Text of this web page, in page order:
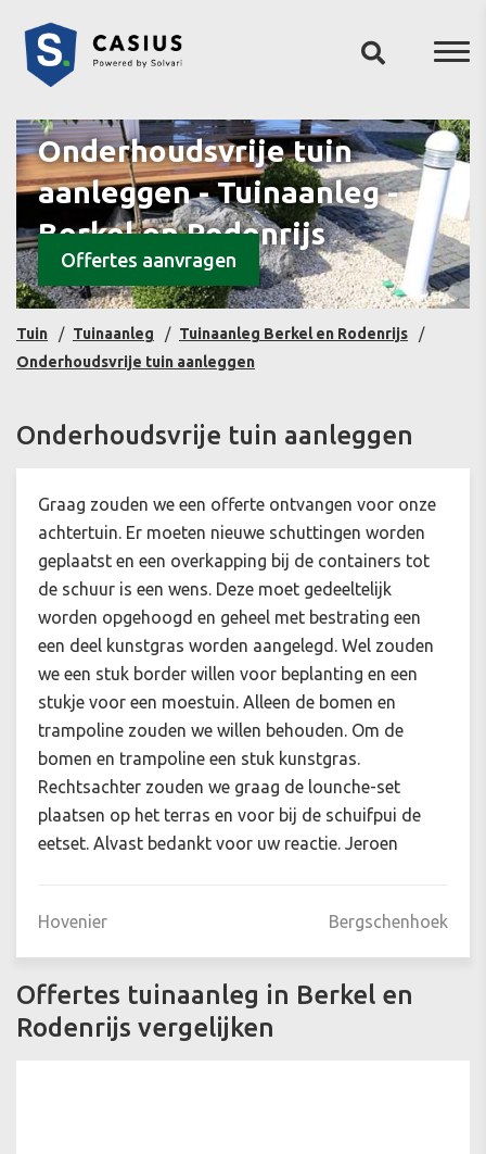
Onderhoudsvrije tuin
aanleggen - Tuinaanleg -
Berkel en Rodenrijs
Offertes aanvragen
Tuin Tuinaanleg
Tuinaanleg Berkel en Rodenrijs
Onderhoudsvrije tuin aanleggen
Onderhoudsvrije tuin aanleggen
Graag zouden we een offerte ontvangen voor onze
achtertuin. Er moeten nieuwe schuttingen worden
geplaatst en een overkapping bij de containers tot
de schuur is een wens. Deze moet gedeeltelijk
worden opgehoogd en geheel met bestrating een
een deel kunstgras worden aangelegd. Wel zouden
we een stuk border willen voor beplanting en een
stukje voor een moestuin. Alleen de bomen en
trampoline zouden we willen behouden. Om de
bomen en trampoline een stuk kunstgras.
Rechtsachter zouden we graag de lounche-set
plaatsen op het terras en voor bij de schuifpui de
eetset. Alvast bedankt voor uw reactie. Jeroen
Hovenier Bergschenhoek
Offertes tuinaanleg in Berkel en
Rodenrijs vergelijken